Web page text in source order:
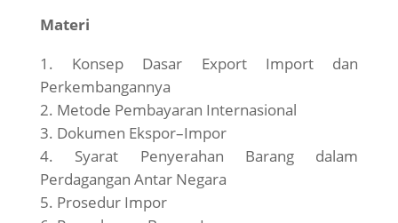
Materi
Konsep Dasar Export Import dan
Perkembangannya
Metode Pembayaran Internasional
Dokumen Ekspor–Impor
Syarat Penyerahan Barang dalam
Perdagangan Antar Negara
Prosedur Impor